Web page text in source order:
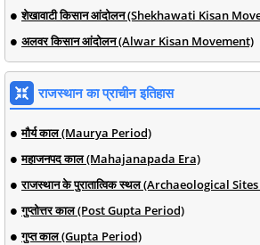
शेखावाटी किसान आंदोलन (Shekhawati Kisan
अलवर किसान आंदोलन (Alwar Kisan Movement)
राजस्थान का प्राचीन इतिहास
मौर्य काल (Maurya Period)
महाजनपद काल (Mahajanapada Era)
राजस्थान के पुरातात्विक स्थल (Archaeological
गुप्तोत्तर काल (Post Gupta Period)
गुप्त काल (Gupta Period)